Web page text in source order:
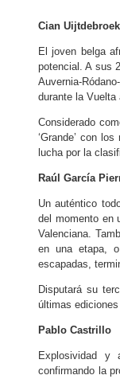
Cian
El joven belga
potencial. A sus
Auvernia-
durante la Vuelta
Considerado
‘Grande’ con
lucha por la
Raúl García
Un auténtico
del momento en
Valenciana.
en una etapa, o
escapadas,
Disputará su
últimas
Pablo Castrillo
Explosividad y
confirmando la